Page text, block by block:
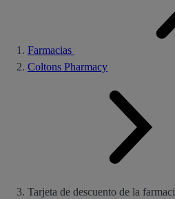
Farmacias
Coltons Pharmacy
Tarjeta de descuento de la